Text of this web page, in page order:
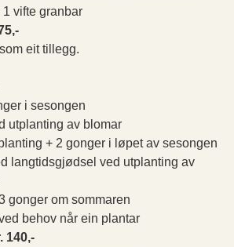
vifte granbar
eit tillegg.
i sesongen
utplanting av blomar
+ 2 gonger i løpet av sesongen
langtidsgjødsel ved utplanting av
gonger om sommaren
behov når ein plantar
140,-